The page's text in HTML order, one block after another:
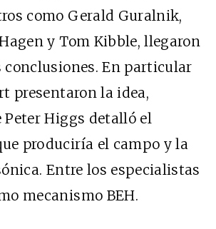
como Gerald Guralnik,
y Tom Kibble, llegaron
conclusiones. En particular
presentaron la idea,
Peter Higgs detalló el
produciría el campo y la
Entre los especialistas
mecanismo BEH.